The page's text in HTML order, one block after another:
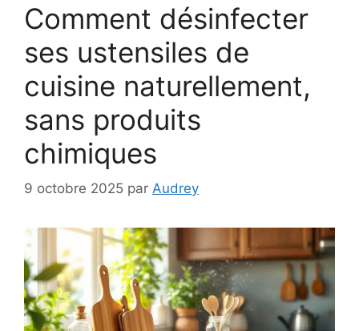
Comment désinfecter
ses ustensiles de
cuisine naturellement,
sans produits
chimiques
9 octobre 2025 par Audrey